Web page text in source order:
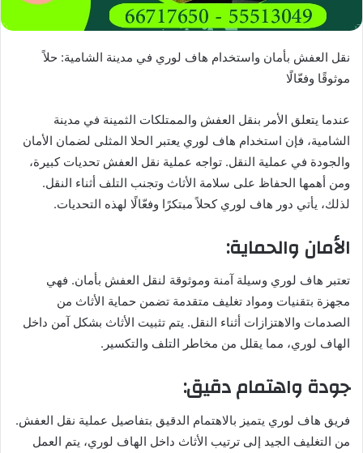
نقل العفش بأمان واستخدام هاف لوري في مدينة الشامية: حلاً
موثوقًا وفعّالًا
عندما يتعلق الأمر بنقل العفش والممتلكات الثمينة في مدينة
الشامية، فإن استخدام هاف لوري يعتبر الحلا المثلى لضمان الأمان
والجودة في عملية النقل. تواجه عملية نقل العفش تحديات كبيرة،
ومن أهمها الحفاظ على سلامة الأثاث وتجنب التلف أثناء النقل.
لذلك، يأتي دور هاف لوري كحلاً مبتكرًا وفعّالًا لهذه التحديات.
الأمان والحماية:
تعتبر هاف لوري وسيلة آمنة وموثوقة لنقل العفش بأمان. فهي
مجهزة بتقنيات ومواد تغليف متقدمة تضمن حماية الأثاث من
الصدمات والاهتزازات أثناء النقل. يتم تثبيت الأثاث بشكل آمن داخل
الهاف لوري، مما يقلل من مخاطر التلف والتكسير.
جودة واهتمام دقيق:
فريق هاف لوري يتميز بالاهتمام الدقيق بتفاصيل عملية نقل العفش.
من التغليف الجيد إلى ترتيب الأثاث داخل الهاف لوري، يتم العمل